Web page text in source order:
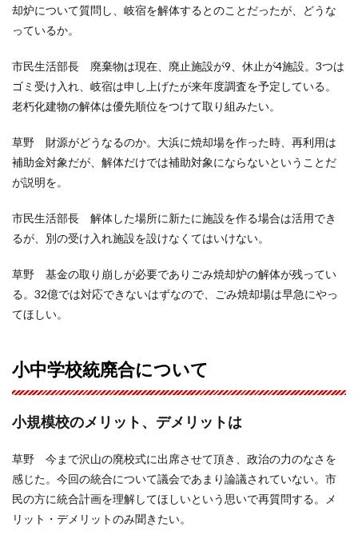
却炉について質問し、岐宿を解体するとのことだったが、どうな
っているか。
市民生活部長 廃棄物は現在、廃止施設が9、休止が4施設。3つは
ゴミ受け入れ、岐宿は申し上げたが来年度調査を予定している。
老朽化建物の解体は優先順位をつけて取り組みたい。
草野 財源がどうなるのか。大浜に焼却場を作った時、再利用は
補助金対象だが、解体だけでは補助対象にならないということだ
が説明を。
市民生活部長 解体した場所に新たに施設を作る場合は活用でき
るが、別の受け入れ施設を設けなくてはいけない。
草野 基金の取り崩しが必要でありごみ焼却炉の解体が残ってい
る。32億では対応できないはずなので、ごみ焼却場は早急にやっ
てほしい。
小中学校統廃合について
小規模校のメリット、デメリットは
草野 今まで沢山の廃校式に出席させて頂き、政治の力のなさを
感じた。今回の統合について議会であまり論議されていない。市
民の方に統合計画を理解してほしいという思いで再質問する。メ
リット・デメリットのみ聞きたい。